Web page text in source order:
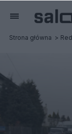
Strona główna